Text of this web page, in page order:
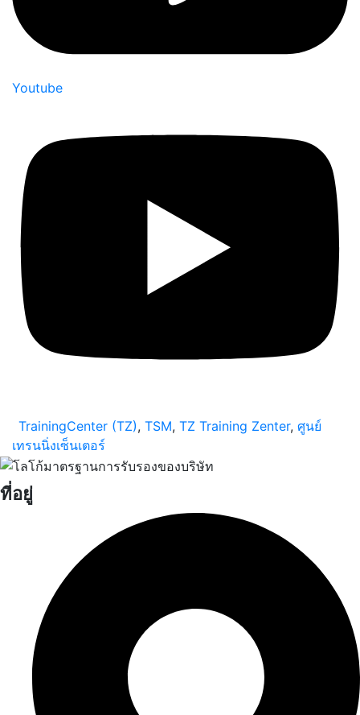
Youtube
TrainingCenter (TZ), TSM, TZ Training Zenter, ศูนย์
เทรนนิ่งเซ็นเตอร์
ที่อยู่